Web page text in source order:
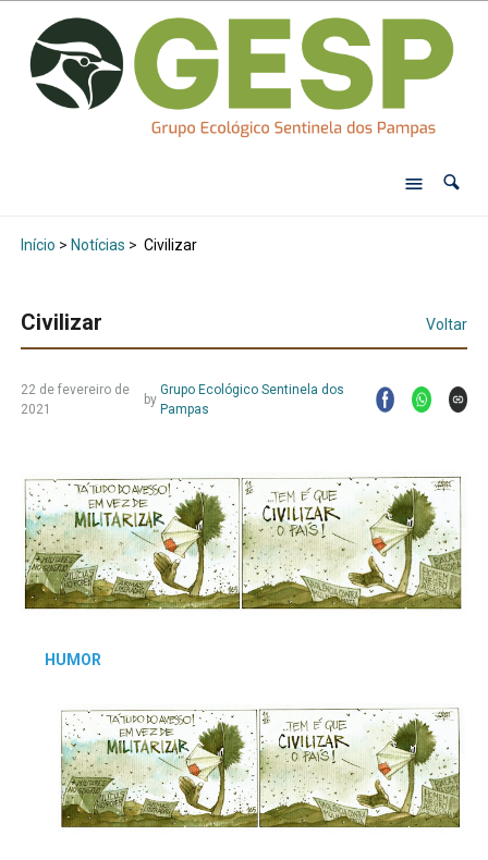
Início > Notícias > Civilizar
Civilizar Voltar
22 de fevereiro de
2021
by
Grupo Ecológico Sentinela dos
Pampas
HUMOR